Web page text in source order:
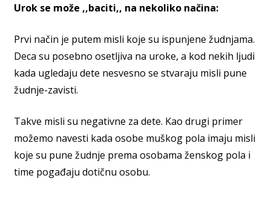
Urok se može ,,baciti,, na nekoliko načina:
Prvi način je putem misli koje su ispunjene žudnjama.
Deca su posebno osetljiva na uroke, a kod nekih ljudi
kada ugledaju dete nesvesno se stvaraju misli pune
žudnje-zavisti.
Takve misli su negativne za dete. Kao drugi primer
možemo navesti kada osobe muškog pola imaju misli
koje su pune žudnje prema osobama ženskog pola i
time pogađaju dotičnu osobu.